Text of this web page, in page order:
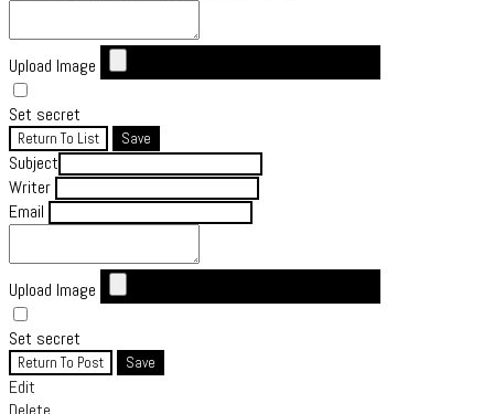
Upload Image
Set secret
Return To List Save
Subject
Writer
Email
Upload Image
Set secret
Return To Post Save
Edit